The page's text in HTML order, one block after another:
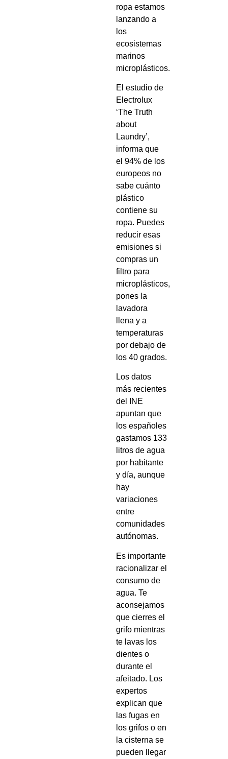
ropa estamos
lanzando a
los
ecosistemas
marinos
microplásticos.
El estudio de
Electrolux
‘The Truth
about
Laundry’,
informa que
el 94% de los
europeos no
sabe cuánto
plástico
contiene su
ropa. Puedes
reducir esas
emisiones si
compras un
filtro para
microplásticos,
pones la
lavadora
llena y a
temperaturas
por debajo de
los 40 grados.
Los datos
más recientes
del INE
apuntan que
los españoles
gastamos 133
litros de agua
por habitante
y día, aunque
hay
variaciones
entre
comunidades
autónomas.
Es importante
racionalizar el
consumo de
agua. Te
aconsejamos
que cierres el
grifo mientras
te lavas los
dientes o
durante el
afeitado. Los
expertos
explican que
las fugas en
los grifos o en
la cisterna se
pueden llegar